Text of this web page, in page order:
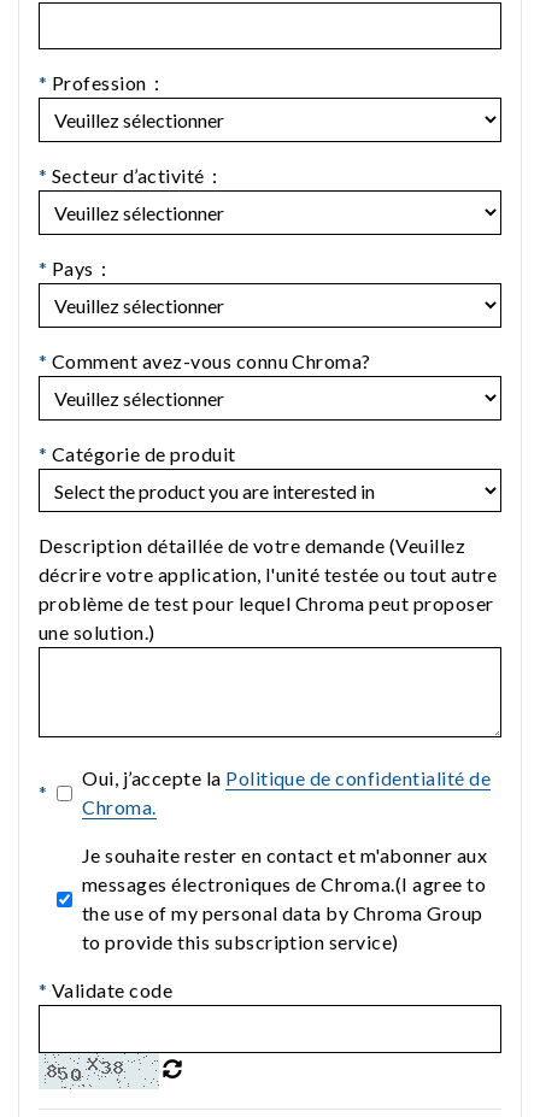
* Profession：
* Secteur d’activité：
* Pays：
* Comment avez-vous connu Chroma?
* Catégorie de produit
Description détaillée de votre demande (Veuillez
décrire votre application, l'unité testée ou tout autre
problème de test pour lequel Chroma peut proposer
une solution.)
*
Oui, j’accepte la Politique de confidentialité de
Chroma.
Je souhaite rester en contact et m'abonner aux
messages électroniques de Chroma.(I agree to
the use of my personal data by Chroma Group
to provide this subscription service)
* Validate code